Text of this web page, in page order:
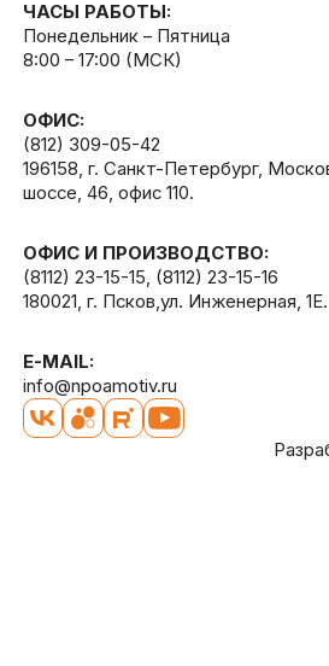
ЧАСЫ РАБОТЫ:
Понедельник – Пятница
8:00 – 17:00 (МСК)
ОФИС:
(812) 309-05-42
196158, г. Санкт-Петербург,
шоссе, 46, офис 110.
ОФИС И ПРОИЗВОДСТВО:
(8112) 23-15-15, (8112) 23-15-16
180021, г. Псков,ул. Инженерная, 1Е.
E-MAIL:
info@npoamotiv.ru